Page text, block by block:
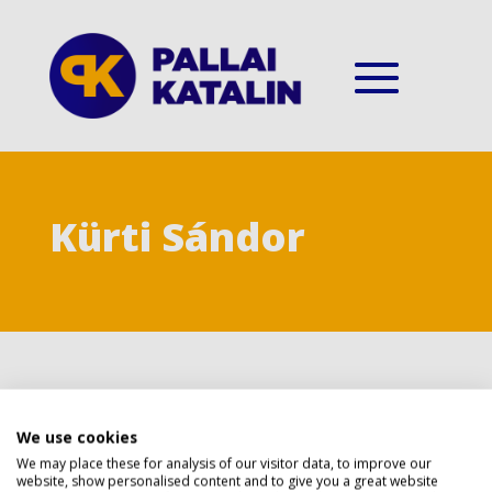
Kürti Sándor
Szerző:Kürti Sándor|2019.03.19
We use cookies
We may place these for analysis of our visitor data, to improve our
website, show personalised content and to give you a great website